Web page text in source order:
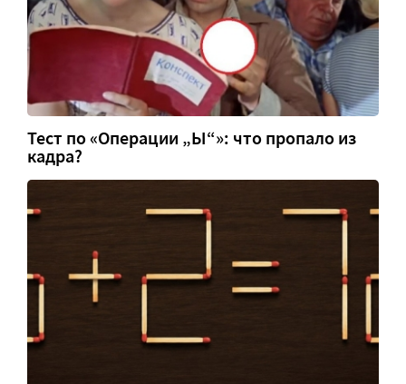
Тест по «Операции „Ы“»: что пропало из
кадра?